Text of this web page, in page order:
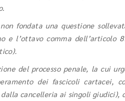
fondata una questione
e l’ottavo comma dell’articolo
del processo penale, la cui
dei fascicoli cartacei,
cancelleria ai singoli giudici),